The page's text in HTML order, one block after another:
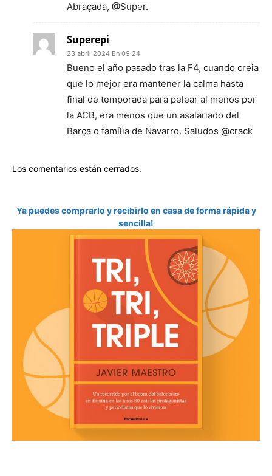
Abraçada, @Super.
Superepi
23 abril 2024 En 09:24
Bueno el año pasado tras la F4, cuando creia
que lo mejor era mantener la calma hasta
final de temporada para pelear al menos por
la ACB, era menos que un asalariado del
Barça o família de Navarro. Saludos @crack
Los comentarios están cerrados.
Ya puedes comprarlo y recibirlo en casa de forma rápida y
sencilla!